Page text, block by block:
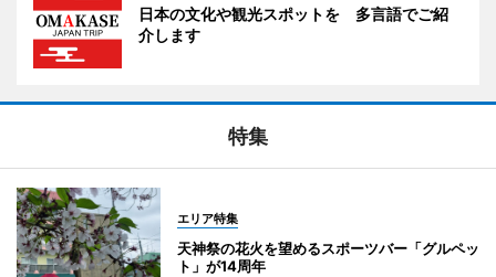
日本の文化や観光スポットを 多言語でご紹
介します
特集
エリア特集
天神祭の花火を望めるスポーツバー「グルペッ
ト」が14周年